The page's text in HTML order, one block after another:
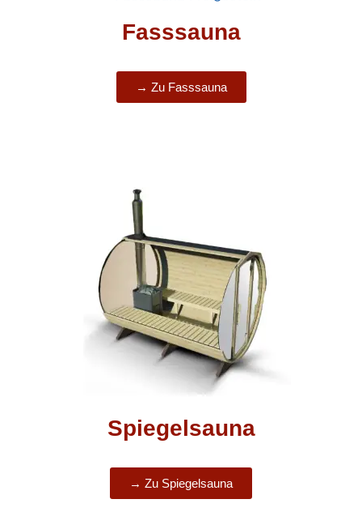
Fasssauna
→ Zu Fasssauna
Spiegelsauna
→ Zu Spiegelsauna